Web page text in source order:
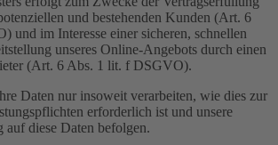
und bestehenden Kunden (Art. 6
und im Interesse einer sicheren, schnellen
unseres Online-Angebots durch einen
(Art. 6 Abs. 1 lit. f DSGVO).
Daten nur insoweit verarbeiten, wie dies zur
erforderlich ist und unsere
auf diese Daten befolgen.